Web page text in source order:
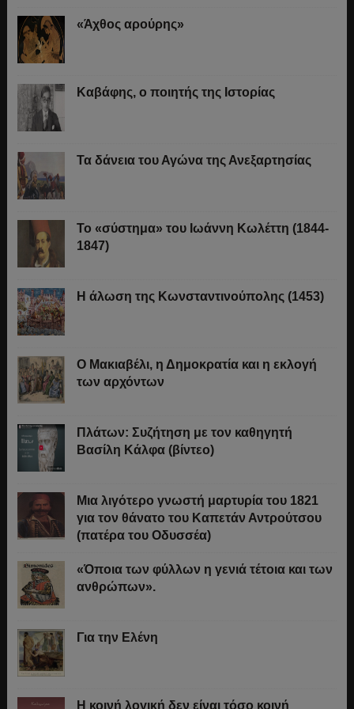
«Άχθος αρούρης»
Καβάφης, ο ποιητής της Ιστορίας
Τα δάνεια του Αγώνα της Ανεξαρτησίας
Το «σύστημα» του Ιωάννη Κωλέττη (1844-
1847)
Η άλωση της Κωνσταντινούπολης (1453)
Ο Μακιαβέλι, η Δημοκρατία και η εκλογή
των αρχόντων
Πλάτων: Συζήτηση με τον καθηγητή
Βασίλη Κάλφα (βίντεο)
Μια λιγότερο γνωστή μαρτυρία του 1821
για τον θάνατο του Καπετάν Αντρούτσου
(πατέρα του Οδυσσέα)
«Όποια των φύλλων η γενιά τέτοια και των
ανθρώπων».
Για την Ελένη
Η κοινή λογική δεν είναι τόσο κοινή